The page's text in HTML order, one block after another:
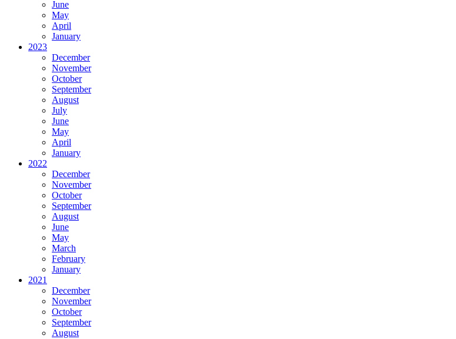
June
May
April
January
2023
December
November
October
September
August
July
June
May
April
January
2022
December
November
October
September
August
June
May
March
February
January
2021
December
November
October
September
August